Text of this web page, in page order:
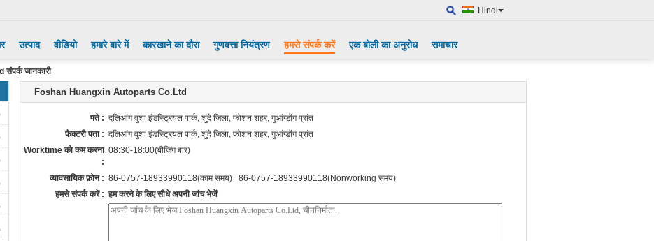
Hindi
उत्पाद वीडियो हमारे बारे में कारखाने का दौरा गुणवत्ता नियंत्रण हमसे संपर्क करें एक बोली का अनुरोध समाचार
जानकारी
Foshan Huangxin Autoparts Co.Ltd
पते : दलिआंग वुशा इंडस्ट्रियल पार्क, शुंदे जिला, फोशन शहर, गुआंग्डोंग प्रांत
फैक्टरी पता : दलिआंग वुशा इंडस्ट्रियल पार्क, शुंदे जिला, फोशन शहर, गुआंग्डोंग प्रांत
Worktime को कम करना
:
08:30-18:00(बीजिंग बार)
व्यावसायिक फ़ोन : 86-0757-18933990118(काम समय) 86-0757-18933990118(Nonworking समय)
हमसे संपर्क करें : हम करने के लिए सीधे अपनी जांच भेजें